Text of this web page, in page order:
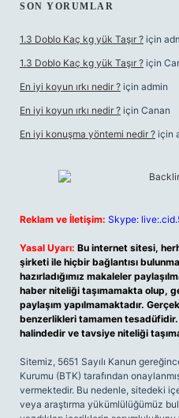
SON YORUMLAR
1.3 Doblo Kaç kg yük Taşır ? için
1.3 Doblo Kaç kg yük Taşır ? için
En iyi koyun ırkı nedir ? için admin
En iyi koyun ırkı nedir ? için Canan
En iyi konuşma yöntemi nedir ? için
Reklam ve İletişim: Skype:
Yasal Uyarı: Bu internet sitesi,
şirketi ile hiçbir bağlantısı
hazırladığımız makaleler
haber niteliği taşımamakta olup,
paylaşım yapılmamaktadır.
benzerlikleri tamamen
halindedir ve tavsiye niteliği
Sitemiz, 5651 Sayılı Kanun
Kurumu (BTK) tarafından
vermektedir. Bu nedenle, sitedeki
veya araştırma yükümlülüğümüz